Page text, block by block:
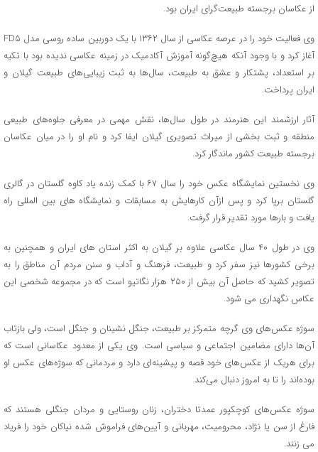
از عکاسان برجسته طبیعت‌گرای ایران بود.
وی فعالیت خود را در عرصه عکاسی از سال ۱۳۶۲ با یک دوربین ساده روسی مدل FD۵
آغاز کرد و با وجود آنکه هیچ‌گونه آموزش آکادمیک در زمینه عکاسی ندیده بود با تکیه
بر استعداد، پشتکار و عشق به طبیعت، سال‌ها به ثبت زیبایی‌های طبیعت گیلان و
ایران پرداخت.
آثار ارزشمند این هنرمند در طول سال‌ها، نقش مهمی در معرفی جلوه‌های طبیعی
منطقه و ثبت بخشی از میراث تصویری گیلان ایفا کرد و نام او را در میان عکاسان
برجسته طبیعت کشور ماندگار کرد.
وی نخستین نمایشگاه عکس خود را سال ۶۷ با کمک زنده یاد کاوه گلستان در گالری
گلستان برپا کرد و پس ازآن کارهایش به مسابقات و نمایشگاه های بین المللی راه
یافت و بارها مورد تقدیر قرار گرفت.
وی در طول ۴۰ سال عکاسی علاوه بر گیلان به اکثر استان های ایران و همچنین به
برخی کشورها نیز سفر کرد و طبیعت، فرهنگ و آداب و سنن مردم آن مناطق را به
تصویر کشید که حاصل آن بیش از ۲۵۰ هزار نگاتیو است که در مجموعه شخصی این
عکاس نگهداری می شود.
سوژه عکس‌های وی گرچه متمرکز بر طبیعت، جنگل نشینان و جنگل است، ولی بازتاب
آن‌ها دارای مضامین اجتماعی و سیاسی است. وی یکی از معدود عکاسانی است که
برای هریک از عکس‌های خود قصه و پیشینه‌ای دارد و مردمانی که سوژه‌های عکس او
بوده‌اند را تا به امروز دنبال می‌کند.
سوژه عکس‌های کوچکپور عمدتا دختران، زنان روستایی و مردان جنگلی هستند که
فارغ از سن یا نژاد، محرومیت، مهربانی و آیین‌های فراموش شده نیاکان خود را فریاد
می زنند.